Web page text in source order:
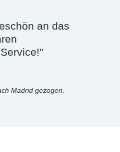
an das
Madrid gezogen.